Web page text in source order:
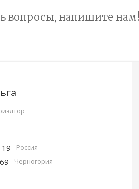
вопросы, напишите нам!
- Россия
- Черногория